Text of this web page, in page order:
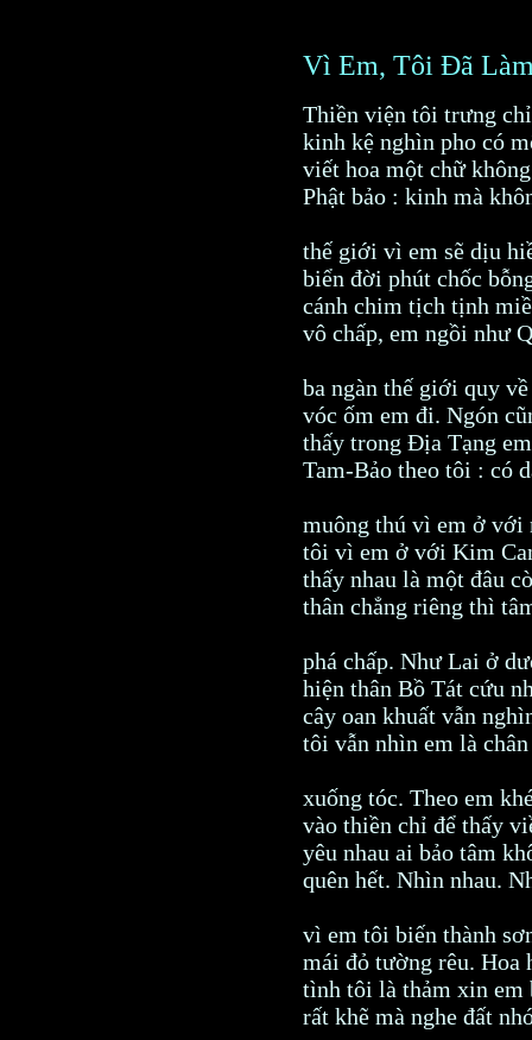
Vì Em, Tôi Đã
Thiền viện tôi trưng
kinh kệ nghìn pho có
viết hoa một chữ
Phật bảo : kinh mà
thế giới vì em sẽ dịu
biển đời phút chốc
cánh chim tịch tịnh
vô chấp, em ngồi như
ba ngàn thế giới quy
vóc ốm em đi. Ngón
thấy trong Địa Tạng
Tam-Bảo theo tôi : có
muông thú vì em ở với
tôi vì em ở với Kim
thấy nhau là một đâu
thân chẳng riêng thì
phá chấp. Như Lai ở
hiện thân Bồ Tát cứu
cây oan khuất vẫn
tôi vẫn nhìn em là
xuống tóc. Theo em
vào thiền chỉ để thấy
yêu nhau ai bảo tâm
quên hết. Nhìn nhau.
vì em tôi biến thành
mái đỏ tường rêu. Hoa
tình tôi là thảm xin em
rất khẽ mà nghe đất